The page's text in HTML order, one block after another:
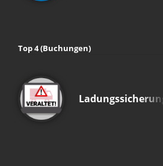
Top 4 (Buchungen)
Ladungssicherung